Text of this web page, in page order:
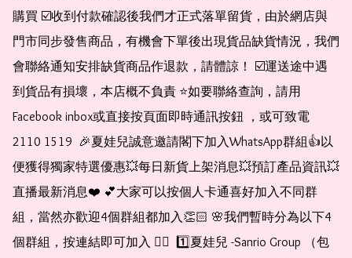
購買 ☑️收到付款確認後我們才正式落單留貨，由於網店與
門市同步發售商品，有機會下單後出現貨品缺貨情況，我們
會聯絡通知安排缺貨商品作退款，請體諒！ ☑️運送途中遇
到貨品有損壞，本店概不負責 ⭐️如要聯絡查詢，請用
Facebook inbox或直接按頁面即時通訊按鈕 ，或可致電
2110 1519  🎉夏娃兒誠意邀請閣下加入WhatsApp群組👍以
便獲得獨家特選優惠💥每日新貨上架消息💥預訂產品資訊💥
直播最新消息❤️ 💕大家可以按個人卡通喜好加入不同群
組，當然亦歡迎4個群組都加入👏🏻 🌸我們暫時分為以下4
個群組，按連結即可加入 👇🏻  1️⃣夏娃兒 -Sanrio Group （包